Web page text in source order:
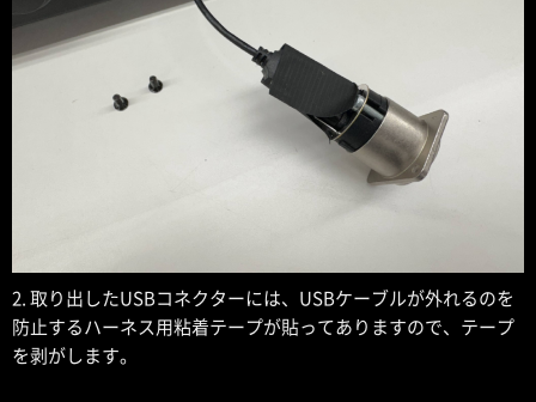
2. 取り出したUSBコネクターには、USBケーブルが外れるのを
防止するハーネス用粘着テープが貼ってありますので、テープ
を剥がします。